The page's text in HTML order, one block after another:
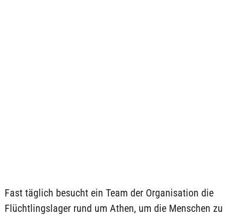
Fast täglich besucht ein Team der Organisation die
Flüchtlingslager rund um Athen, um die Menschen zu